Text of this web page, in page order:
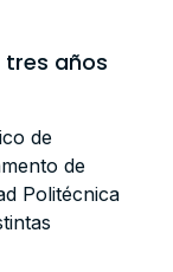
tres años
de
de
Politécnica